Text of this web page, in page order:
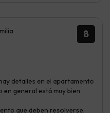
8
detalles en el apartamento
general está muy bien
que deben resolverse,